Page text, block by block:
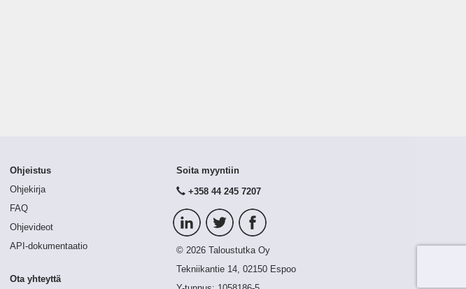
Ohjeistus
Ohjekirja
FAQ
Ohjevideot
API-dokumentaatio
Ota yhteyttä
Soita myyntiin
+358 44 245 7207
© 2026 Taloustutka Oy
Tekniikantie 14, 02150 Espoo